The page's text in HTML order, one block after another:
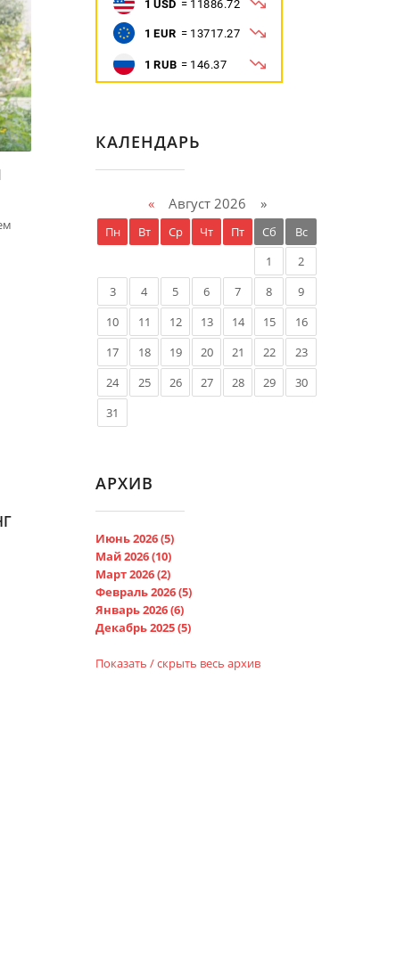
КАЛЕНДАРЬ
«Август 2026 »
Пн Вт Ср Чт Пт Сб
Вс
1
2
3
4 5 6 7 8
9
10
11 12 13 14 15
16
17
18 19 20 21 22
23
24
25 26 27 28 29
30
31
АРХИВ
Июнь 2026 (5)
Май 2026 (10)
Март 2026 (2)
Февраль 2026 (5)
Январь 2026 (6)
Декабрь 2025 (5)
Показать / скрыть весь архив